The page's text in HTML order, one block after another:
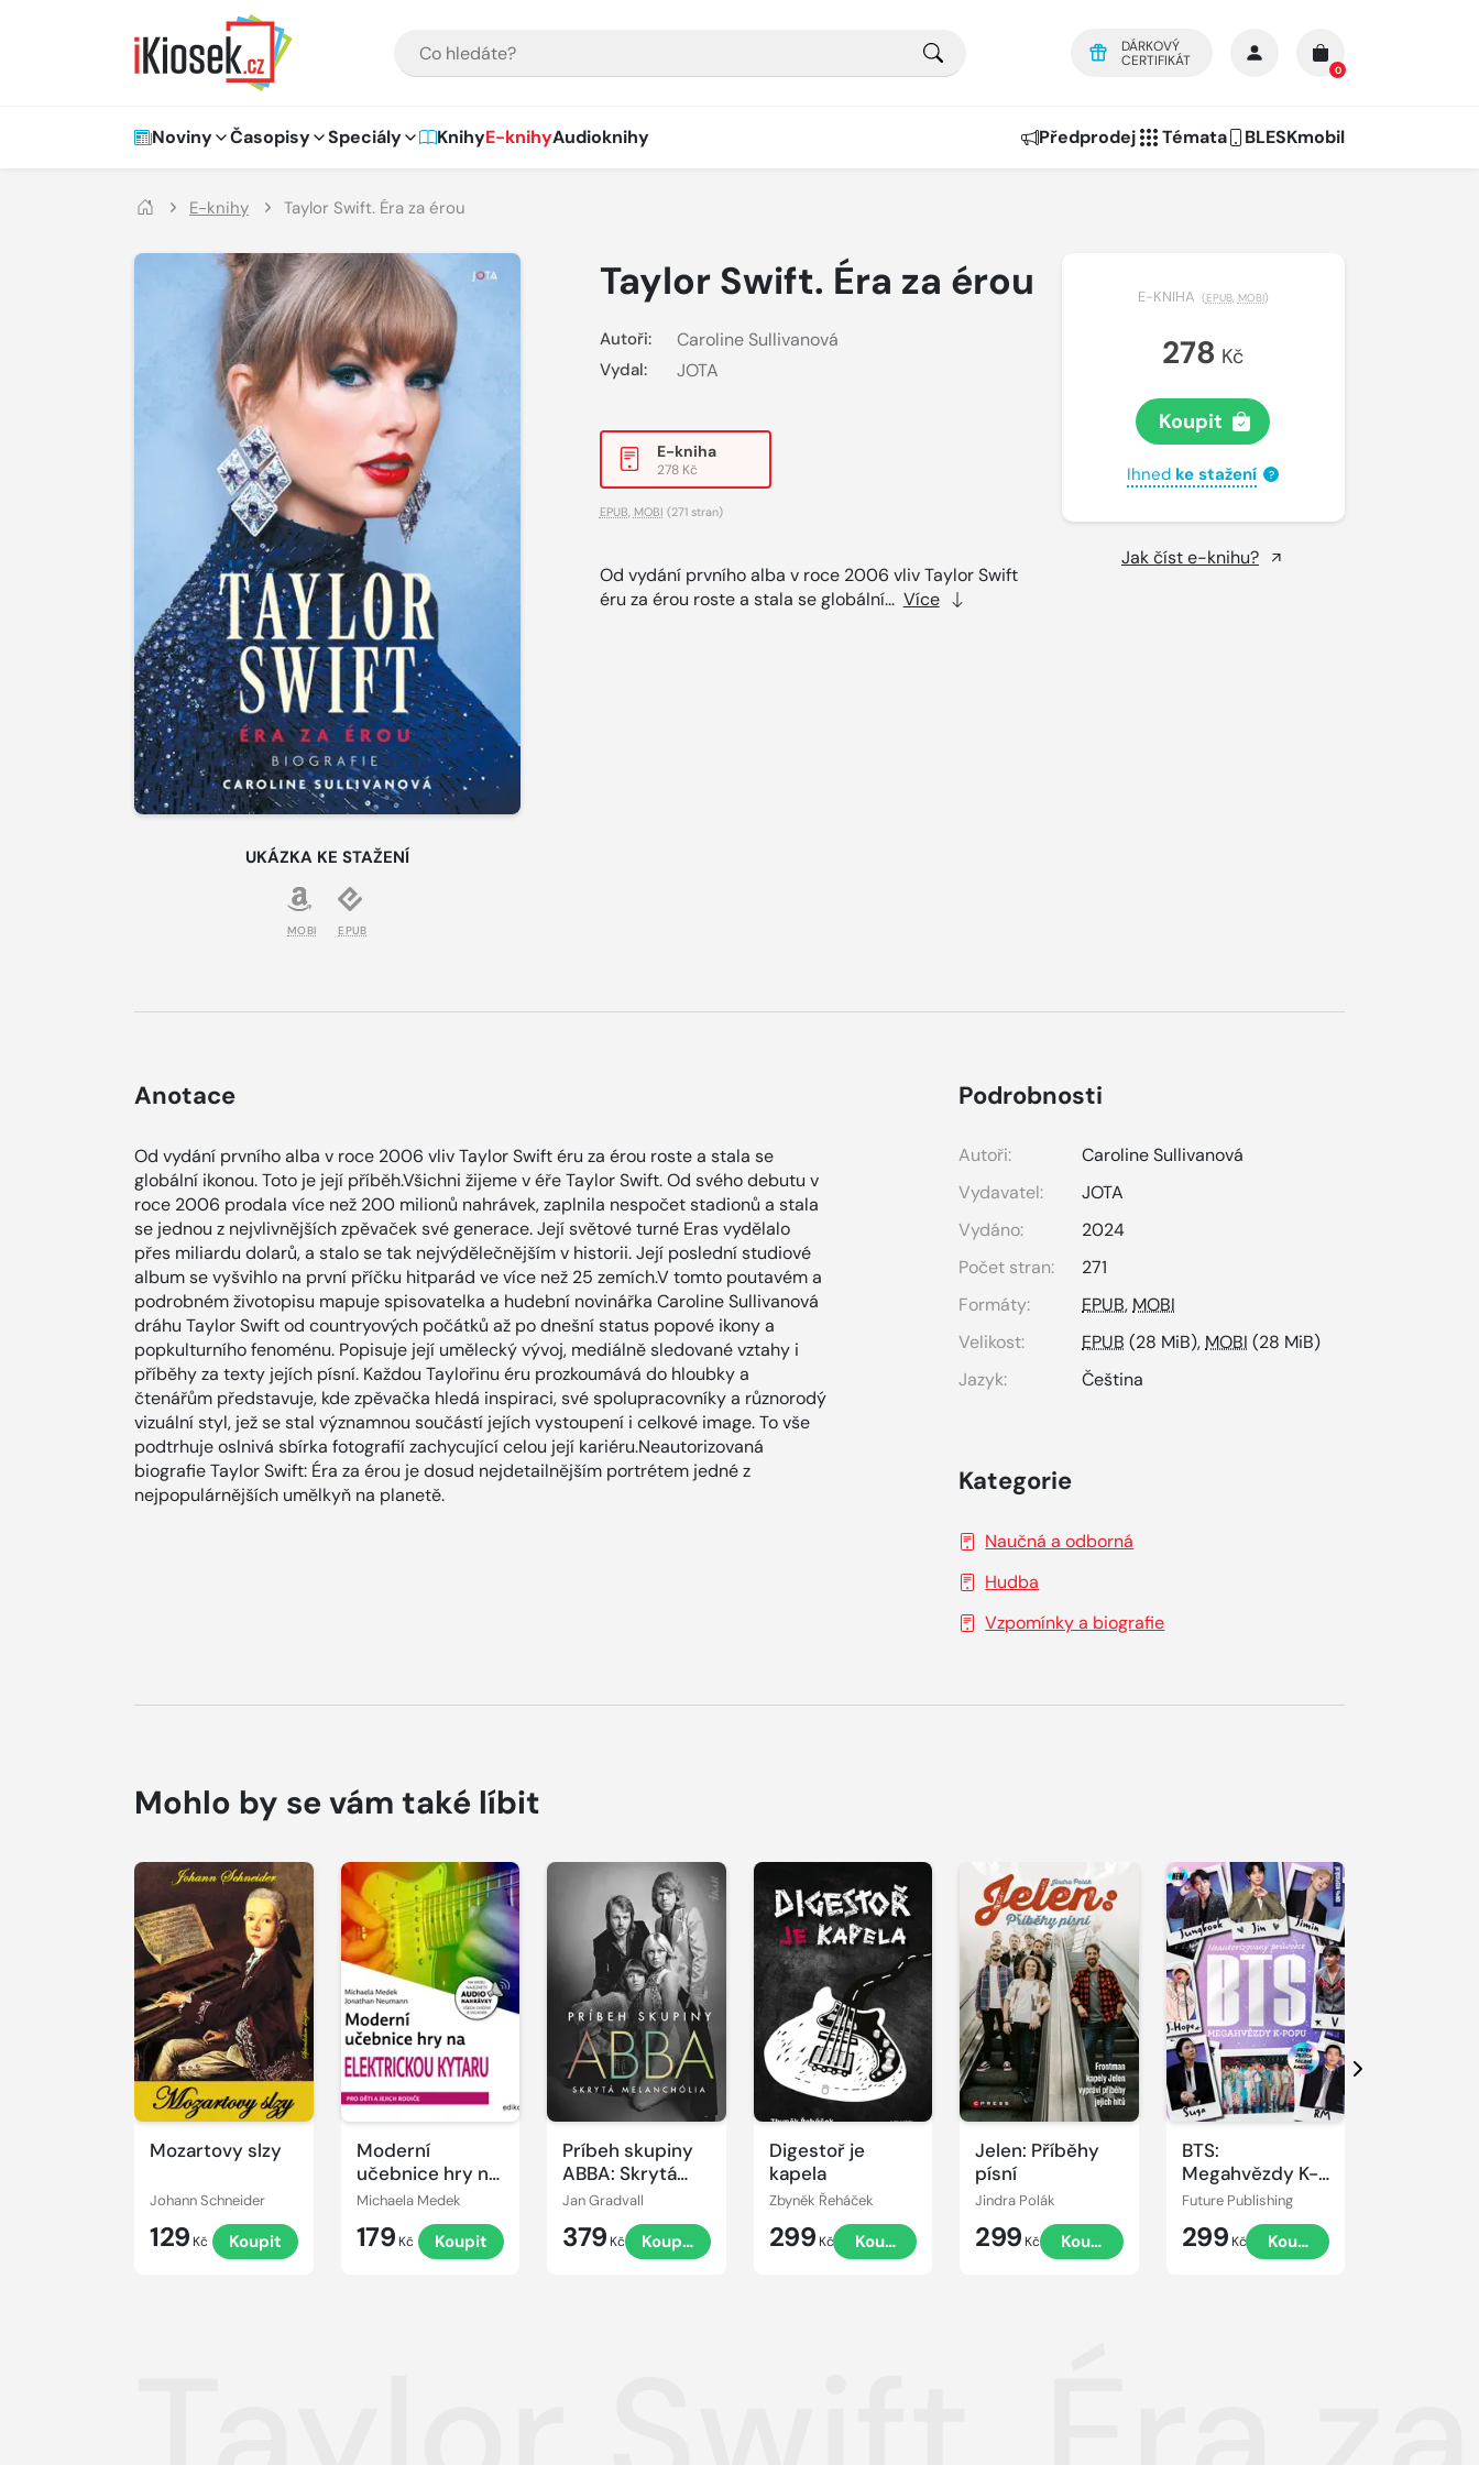
DÁRKOVÝ
CERTIFIKÁT
0
Hlavní navigace
Noviny Časopisy Speciály KnihyE-knihyAudioknihy Předprodej Témata BLESKmobil
E-knihy Taylor Swift. Éra za érou
UKÁZKA KE STAŽENÍ
MOBI EPUB
Taylor Swift. Éra za érou
Autoři: Caroline Sullivanová
Vydal: JOTA
E-kniha
278 Kč
EPUB MOBI (271 stran)
Od vydání prvního alba v roce 2006 vliv Taylor Swift
éru za érou roste a stala se globální... Více
E-KNIHA (EPUB, MOBI)
278 Kč
Koupit
Ihned ke stažení ?
Jak číst e-knihu?
Anotace
Od vydání prvního alba v roce 2006 vliv Taylor Swift éru za érou roste a stala se
globální ikonou. Toto je její příběh.Všichni žijeme v éře Taylor Swift. Od svého debutu v
roce 2006 prodala více než 200 milionů nahrávek, zaplnila nespočet stadionů a stala
se jednou z nejvlivnějších zpěvaček své generace. Její světové turné Eras vydělalo
přes miliardu dolarů, a stalo se tak nejvýdělečnějším v historii. Její poslední studiové
album se vyšvihlo na první příčku hitparád ve více než 25 zemích.V tomto poutavém a
podrobném životopisu mapuje spisovatelka a hudební novinářka Caroline Sullivanová
dráhu Taylor Swift od countryových počátků až po dnešní status popové ikony a
popkulturního fenoménu. Popisuje její umělecký vývoj, mediálně sledované vztahy i
příběhy za texty jejích písní. Každou Taylořinu éru prozkoumává do hloubky a
čtenářům představuje, kde zpěvačka hledá inspiraci, své spolupracovníky a různorodý
vizuální styl, jež se stal významnou součástí jejích vystoupení i celkové image. To vše
podtrhuje oslnivá sbírka fotografií zachycující celou její kariéru.Neautorizovaná
biografie Taylor Swift: Éra za érou je dosud nejdetailnějším portrétem jedné z
nejpopulárnějších umělkyň na planetě.
Podrobnosti
Autoři:
Caroline Sullivanová
Vydavatel:
JOTA
Vydáno:
2024
Počet stran:
271
Formáty:
EPUB,MOBI
Velikost:
EPUB (28 MiB),MOBI (28 MiB)
Jazyk:
Čeština
Kategorie
Naučná a odborná
Hudba
Vzpomínky a biografie
Mohlo by se vám také líbit
Mozartovy slzy
Johann Schneider
129 Kč Koupit
Moderní
učebnice hry na
elektrickou
Michaela Medek
179 Kč Koupit
Príbeh skupiny
ABBA: Skrytá
melanchólia
Jan Gradvall
379 Kč Koupit
Digestoř je
kapela
Zbyněk Řeháček
299 Kč Koupit
Jelen: Příběhy
písní
Jindra Polák
299 Kč Koupit
BTS:
Megahvězdy K-
popu
Future Publishing
299 Kč Koupit
Další